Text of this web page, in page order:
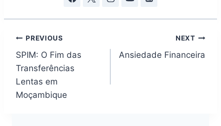
Navegação
de
artigos
PREVIOUS
SPIM: O Fim das
Transferências
Lentas em
Moçambique
NEXT
Ansiedade Financeira